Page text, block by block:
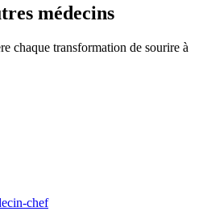
médecins
chaque transformation de sourire à
chef